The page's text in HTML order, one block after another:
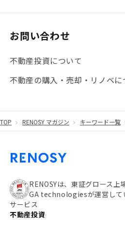
お問い合わせ
不動産投資について
不動産の購入・売却・リノベに
TOP RENOSY マガジン キーワード一覧
RENOSYは、東証グロース上
GA technologiesが運営して
サービス
不動産投資